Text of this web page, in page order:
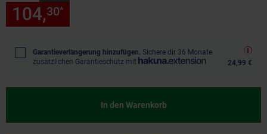
104,30*
Garantieverlängerung hinzufügen. Sichere dir 36 Monate
zusätzlichen Garantieschutz mit
24,99 €
In den Warenkorb